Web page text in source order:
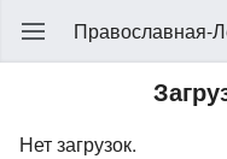
Православная-
Нет загрузок.